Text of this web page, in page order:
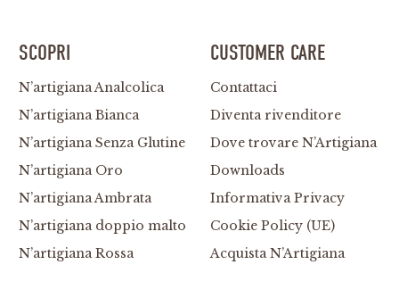
SCOPRI
N’artigiana Analcolica
N’artigiana Bianca
N’artigiana Senza Glutine
N’artigiana Oro
N’artigiana Ambrata
N’artigiana doppio malto
N’artigiana Rossa
CUSTOMER CARE
Contattaci
Diventa rivenditore
Dove trovare N’Artigiana
Downloads
Informativa Privacy
Cookie Policy (UE)
Acquista N’Artigiana